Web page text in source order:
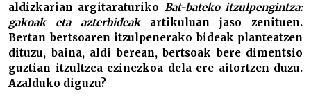
aldizkarian argitaraturiko Bat-bateko itzulpengintza:
gakoak eta azterbideakartikuluan jaso zenituen.
Bertan bertsoaren itzulpenerako bideak planteatzen
dituzu, baina, aldi berean, bertsoak bere dimentsio
guztian itzultzea ezinezkoa dela ere aitortzen duzu.
Azalduko diguzu?